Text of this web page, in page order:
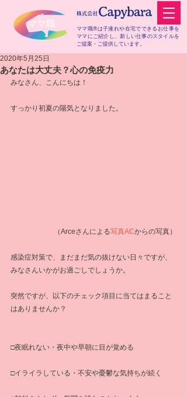
​ママ職
ママ職®は子連れや在宅でできるお仕事を
ママにご紹介し、新しい仕事のスタイルを
ご提案・ご提供しています。
あなたは大丈夫？心の免疫力
2020年5月25日
みなさん、こんにちは！
すっかり初夏の陽気となりました。
（Arceさんによる写真ACからの写真）
感染症対策で、まだまだ気の抜けない日々ですが、
みなさんいかがお過ごしでしょうか。
突然ですが、以下のチェック項目に当てはまること
はありませんか？
□夜眠れない・夜中や早朝に目が覚める
□イライラしている・不安や憂鬱な気持ちが続く